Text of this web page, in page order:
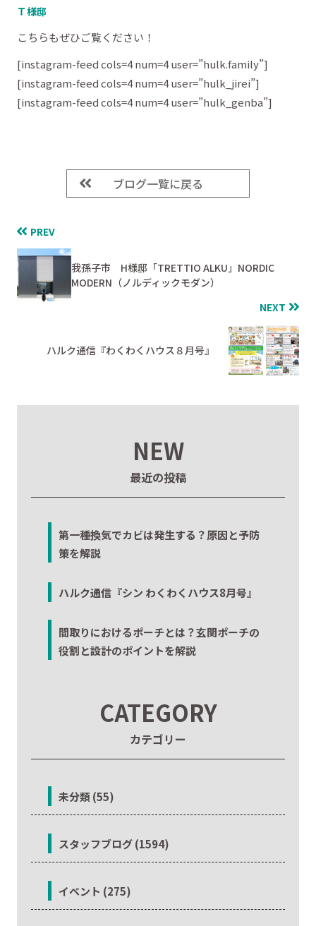
Ｔ様邸
こちらもぜひご覧ください！
[instagram-feed cols=4 num=4 user=”hulk.family”]
[instagram-feed cols=4 num=4 user=”hulk_jirei”]
[instagram-feed cols=4 num=4 user=”hulk_genba”]
ブログ一覧に戻る
PREV
我孫子市 H様邸「TRETTIO ALKU」NORDIC
MODERN（ノルディックモダン）
NEXT
ハルク通信『わくわくハウス８月号』
NEW
最近の投稿
第一種換気でカビは発生する？原因と予防
策を解説
ハルク通信『シン わくわくハウス8月号』
間取りにおけるポーチとは？玄関ポーチの
役割と設計のポイントを解説
CATEGORY
カテゴリー
未分類 (55)
スタッフブログ (1594)
イベント (275)